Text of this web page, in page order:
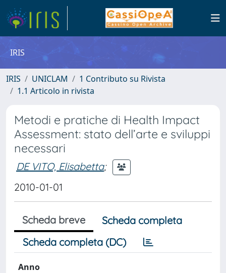
IRIS
IRIS UNICLAM
1 Contributo su Rivista
1.1 Articolo in rivista
Metodi e pratiche di Health Impact
Assessment: stato dell’arte e sviluppi
necessari
DE VITO, Elisabetta;
2010-01-01
Scheda breve
Scheda completa
Scheda completa (DC)
Anno